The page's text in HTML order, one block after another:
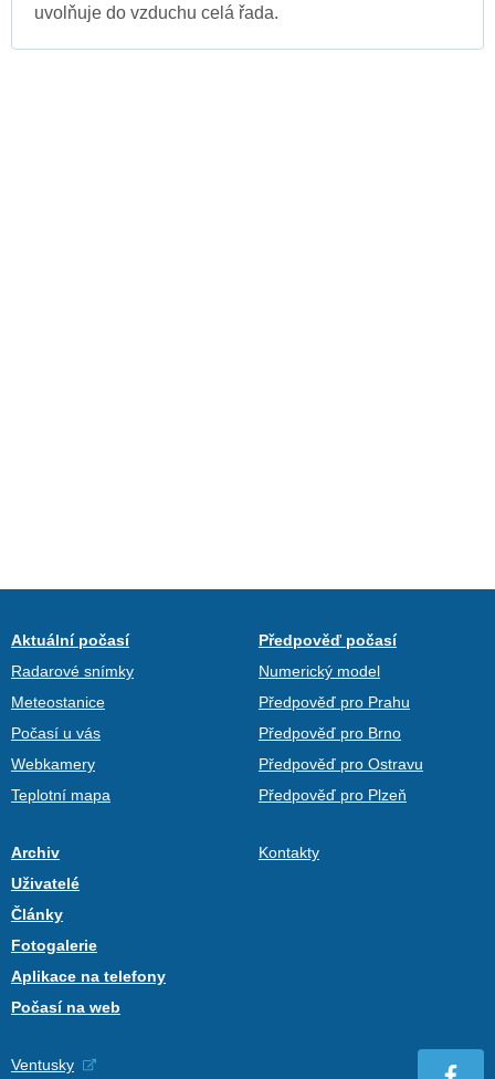
uvolňuje do vzduchu celá řada.
Aktuální počasí
Radarové snímky
Meteostanice
Počasí u vás
Webkamery
Teplotní mapa
Předpověď počasí
Numerický model
Předpověď pro Prahu
Předpověď pro Brno
Předpověď pro Ostravu
Předpověď pro Plzeň
Archiv
Uživatelé
Články
Fotogalerie
Aplikace na telefony
Počasí na web
Kontakty
Ventusky